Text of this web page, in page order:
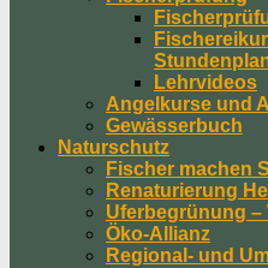
Lehrvideos
Angelkurse und
Gewässerbuch
Naturschutz
Fischer machen
Renaturierung
Uferbegrünung –
Öko-Allianz
Regional- und